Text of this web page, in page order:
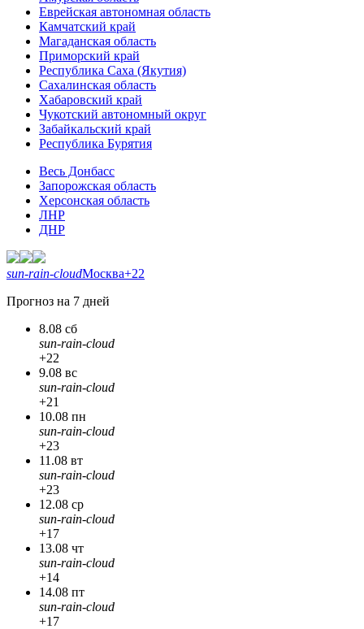
Еврейская автономная область
Камчатский край
Магаданская область
Приморский край
Республика Саха (Якутия)
Сахалинская область
Хабаровский край
Чукотский автономный округ
Забайкальский край
Республика Бурятия
Весь Донбасс
Запорожская область
Херсонская область
ЛНР
ДНР
sun-rain-cloudМосква+22
Прогноз на 7 дней
8.08 сб
sun-rain-cloud
+22
9.08 вс
sun-rain-cloud
+21
10.08 пн
sun-rain-cloud
+23
11.08 вт
sun-rain-cloud
+23
12.08 ср
sun-rain-cloud
+17
13.08 чт
sun-rain-cloud
+14
14.08 пт
sun-rain-cloud
+17